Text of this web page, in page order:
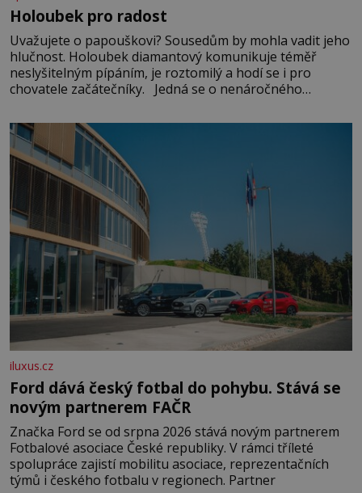
Holoubek pro radost
Uvažujete o papouškovi? Sousedům by mohla vadit jeho
hlučnost. Holoubek diamantový komunikuje téměř
neslyšitelným pípáním, je roztomilý a hodí se i pro
chovatele začátečníky. Jedná se o nenáročného
času tráví na zemi, kde sbírá zbytky semínek Jeho
domovinou je prakticky celá Austrálie s výjimkou
pobřežní oblasti.
iluxus.cz
Ford dává český fotbal do pohybu. Stává se
novým partnerem FAČR
Značka Ford se od srpna 2026 stává novým partnerem
Fotbalové asociace České republiky. V rámci tříleté
spolupráce zajistí mobilitu asociace, reprezentačních
týmů i českého fotbalu v regionech. Partner